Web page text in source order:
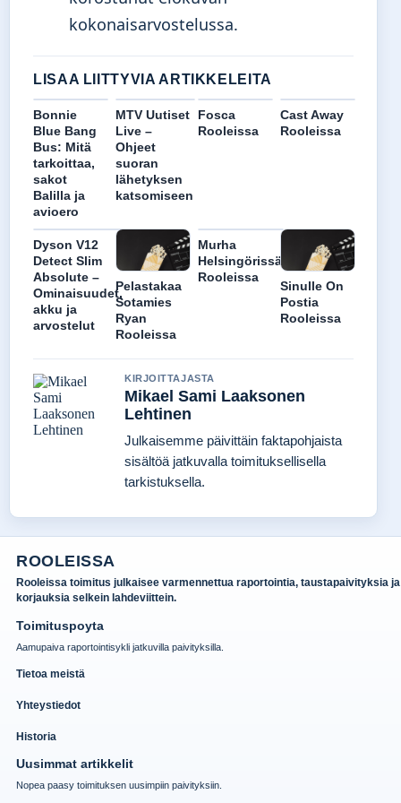
kokonaisarvostelussa.
LISAA LIITTYVIA ARTIKKELEITA
Bonnie
Blue Bang
Bus: Mitä
tarkoittaa,
sakot
Balilla ja
avioero
MTV Uutiset
Live –
Ohjeet
suoran
lähetyksen
katsomiseen
Fosca
Rooleissa
Cast Away
Rooleissa
Dyson V12
Detect Slim
Absolute –
Ominaisuudet,
akku ja
arvostelut
Pelastakaa
Sotamies
Ryan
Rooleissa
Murha
Helsingörissä
Rooleissa
Sinulle On
Postia
Rooleissa
KIRJOITTAJASTA
Mikael Sami Laaksonen
Lehtinen
Julkaisemme päivittäin faktapohjaista
sisältöä jatkuvalla toimituksellisella
tarkistuksella.
ROOLEISSA
Rooleissa toimitus julkaisee varmennettua raportointia, taustapaivityksia ja
korjauksia selkein lahdeviittein.
Toimituspoyta
Aamupaiva raportointisykli jatkuvilla paivityksilla.
Tietoa meistä
Yhteystiedot
Historia
Uusimmat artikkelit
Nopea paasy toimituksen uusimpiin paivityksiin.